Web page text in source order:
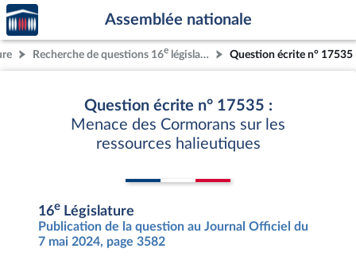
Aller au contenu
Aller en bas de la page
Accèder
à la
page
d'accueil
Assemblée nationale
Recherche de questions 16e législature Question écrite n° 17535
Question écrite n° 17535 :
Menace des Cormorans sur les
ressources halieutiques
16e Législature
Publication de la question au Journal Officiel du
7 mai 2024, page 3582